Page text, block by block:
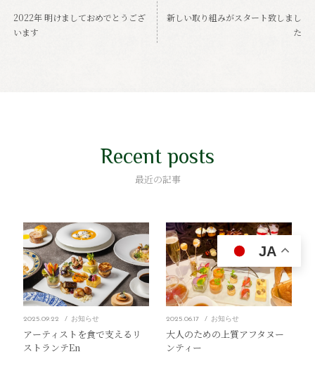
2022年 明けましておめでとうござ
います
新しい取り組みがスタート致しまし
た
Recent posts
最近の記事
2025.09.22 お知らせ
アーティストを食で支えるリ
ストランテEn
2025.06.17 お知らせ
大人のための上質アフタヌー
ンティー
JA